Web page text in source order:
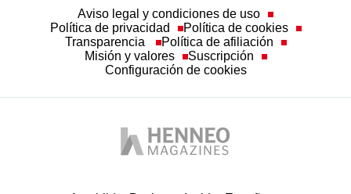
Aviso legal y condiciones de uso
Política de privacidad
Política de cookies
Transparencia
Política de afiliación
Misión y valores
Suscripción
Configuración de cookies